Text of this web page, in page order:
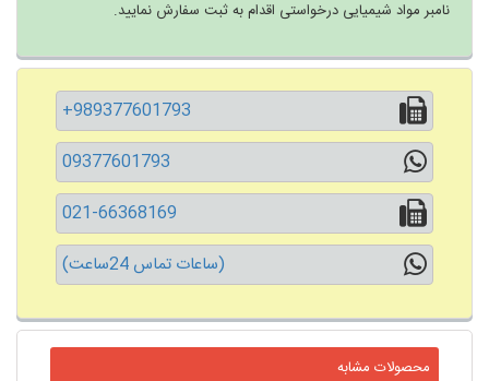
نامبر مواد شیمیایی درخواستی اقدام به ثبت سفارش نمایید.
+989377601793
09377601793
021-66368169
(ساعات تماس 24ساعت)
محصولات مشابه